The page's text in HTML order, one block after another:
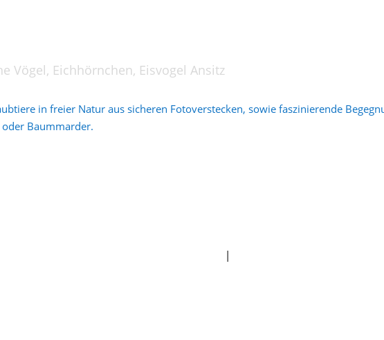
Vögel, Eichhörnchen, Eisvogel Ansitz
in freier Natur aus sicheren Fotoverstecken, sowie faszinierende
oder Baummarder.
|